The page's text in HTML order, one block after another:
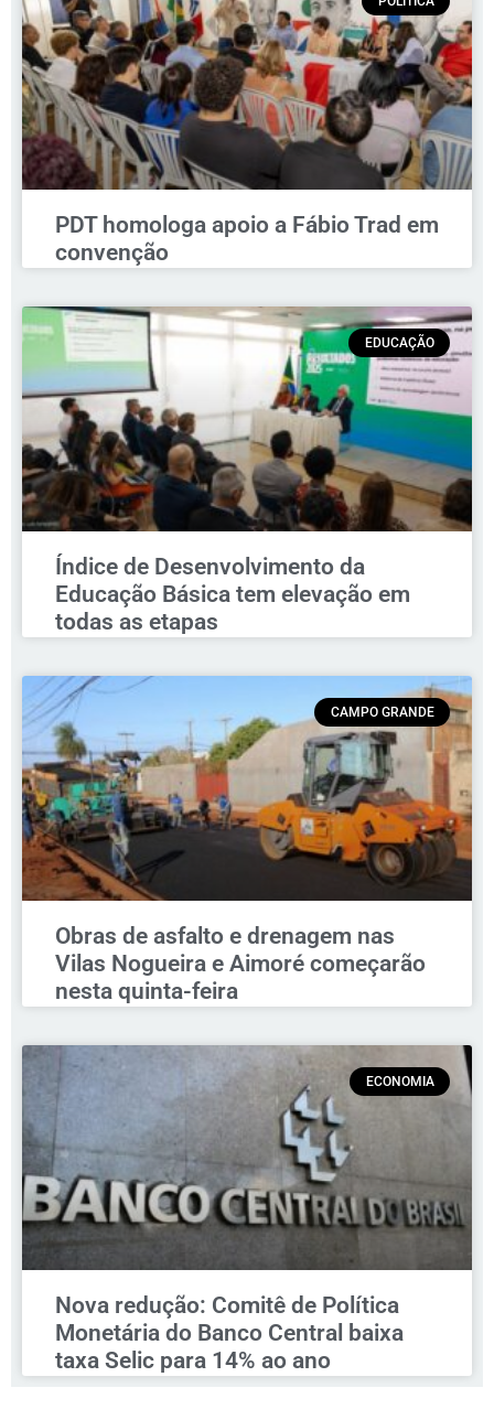
PDT homologa apoio a Fábio Trad em
convenção
EDUCAÇÃO
Índice de Desenvolvimento da
Educação Básica tem elevação em
todas as etapas
CAMPO GRANDE
Obras de asfalto e drenagem nas
Vilas Nogueira e Aimoré começarão
nesta quinta-feira
ECONOMIA
Nova redução: Comitê de Política
Monetária do Banco Central baixa
taxa Selic para 14% ao ano